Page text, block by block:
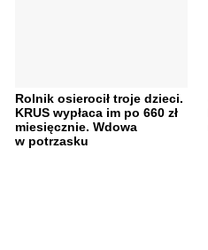
Rolnik osierocił troje dzieci.
KRUS wypłaca im po 660 zł
miesięcznie. Wdowa
w potrzasku